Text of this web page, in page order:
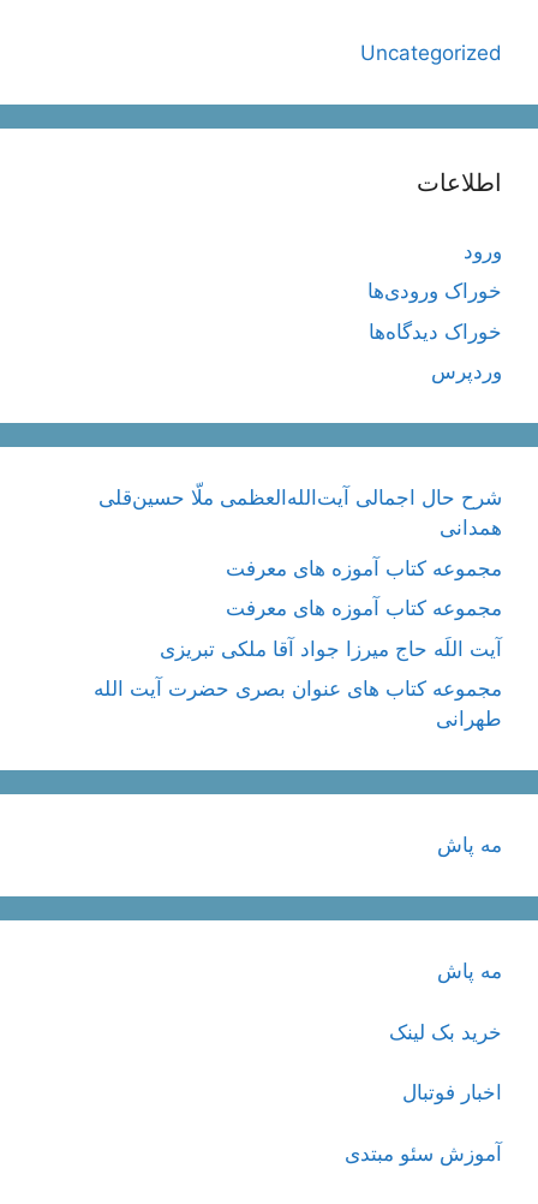
Uncategorized
اطلاعات
ورود
خوراک ورودی‌ها
خوراک دیدگاه‌ها
وردپرس
شرح حال اجمالی آیت‌الله‌العظمی ملّا حسین‌قلی
همدانی
مجموعه کتاب آموزه های معرفت
مجموعه کتاب آموزه های معرفت
آیت اللَه حاج میرزا جواد آقا ملکی تبریزی
مجموعه کتاب های عنوان بصری حضرت آیت الله
طهرانی
مه پاش
مه پاش
خرید بک لینک
اخبار فوتبال
آموزش سئو مبتدی